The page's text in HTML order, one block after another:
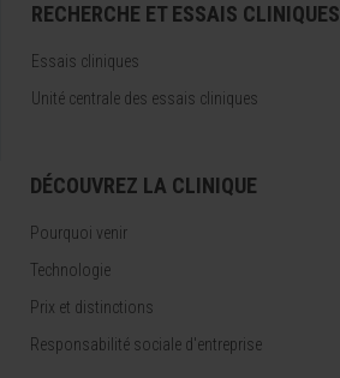
RECHERCHE ET ESSAIS CLINIQUES
Essais cliniques
Unité centrale des essais cliniques
DÉCOUVREZ LA CLINIQUE
Pourquoi venir
Technologie
Prix et distinctions
Responsabilité sociale d'entreprise